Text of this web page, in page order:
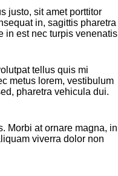
justo, sit amet porttitor
in, sagittis pharetra
in est nec turpis venenatis
tellus quis mi
metus lorem, vestibulum
pharetra vehicula dui.
Morbi at ornare magna, in
viverra dolor non